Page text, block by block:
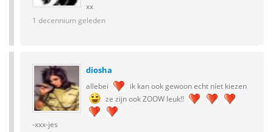
xx
1 decennium geleden
diosha
allebei
ik kan ook gewoon echt níet kiezen
ze zijn ook ZOOW leuk!!
-xxx-jes